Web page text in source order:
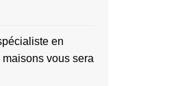
en
vous sera